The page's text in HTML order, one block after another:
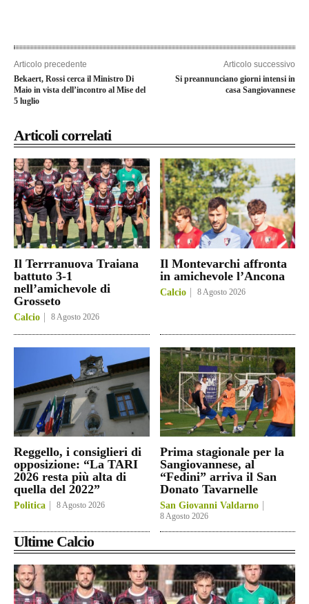
Articolo precedente
Bekaert, Rossi cerca il Ministro Di
Maio in vista dell’incontro al Mise del
5 luglio
Articolo successivo
Si preannunciano giorni intensi in
casa Sangiovannese
Articoli correlati
Il Terrranuova Traiana
battuto 3-1
nell’amichevole di
Grosseto
Calcio 8 Agosto 2026
Il Montevarchi affronta
in amichevole l’Ancona
Calcio 8 Agosto 2026
Reggello, i consiglieri di
opposizione: “La TARI
2026 resta più alta di
quella del 2022”
Politica 8 Agosto 2026
Prima stagionale per la
Sangiovannese, al
“Fedini” arriva il San
Donato Tavarnelle
San Giovanni Valdarno
8 Agosto 2026
Ultime Calcio